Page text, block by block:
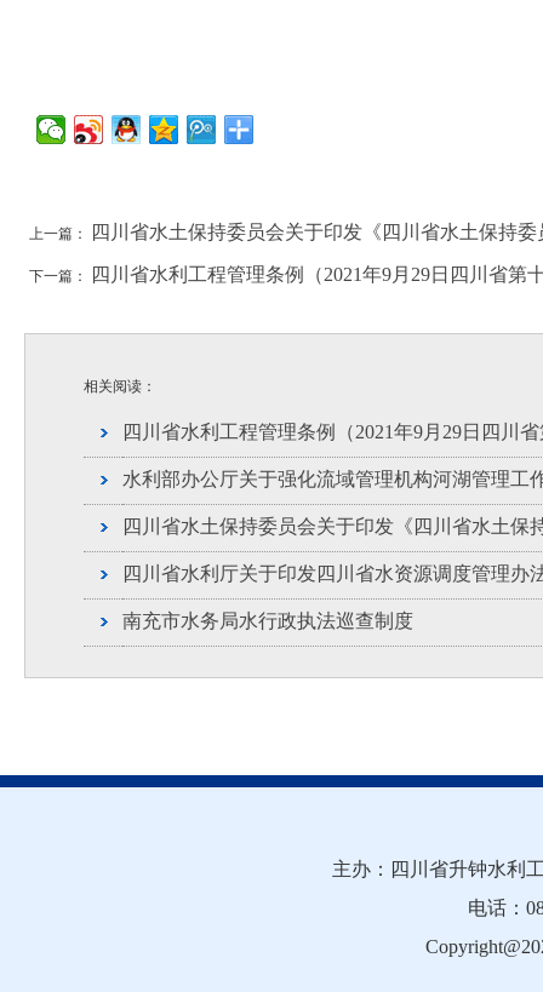
上一篇： 四川省水土保持委员会关于印发《四川省水土保持
下一篇： 四川省水利工程管理条例（2021年9月29日四川省
相关阅读：
四川省水利工程管理条例（2021年9月29日四川
水利部办公厅关于强化流域管理机构河湖管理工
四川省水土保持委员会关于印发《四川省水土
四川省水利厅关于印发四川省水资源调度管理办
南充市水务局水行政执法巡查制度
主办：四川省升钟水
电话：